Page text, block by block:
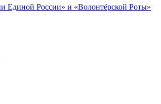
Единой России» и «Волонтёрской Роты»